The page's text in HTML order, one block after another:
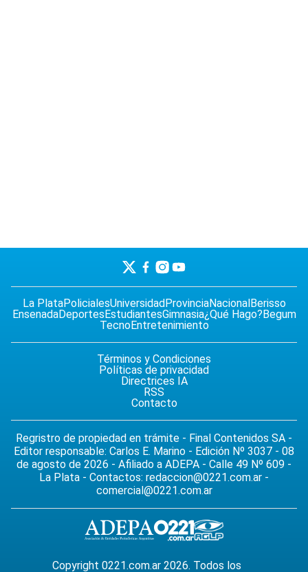
La PlataPolicialesUniversidadProvinciaNacionalBerisso
EnsenadaDeportesEstudiantesGimnasia¿Qué Hago?Begum
TecnoEntretenimiento
Términos y Condiciones
Políticas de privacidad
Directrices IA
RSS
Contacto
Regristro de propiedad en trámite - Final Contenidos SA -
Editor responsable: Carlos E. Marino - Edición Nº 3037 - 08
de agosto de 2026 - Afiliado a ADEPA - Calle 49 Nº 609 -
La Plata - Contactos: redaccion@0221.com.ar -
comercial@0221.com.ar
Copyright 0221.com.ar 2026. Todos los